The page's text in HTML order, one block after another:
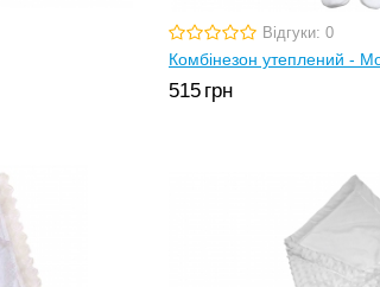
Відгуки: 0
Комбінезон утеплений -
515 грн